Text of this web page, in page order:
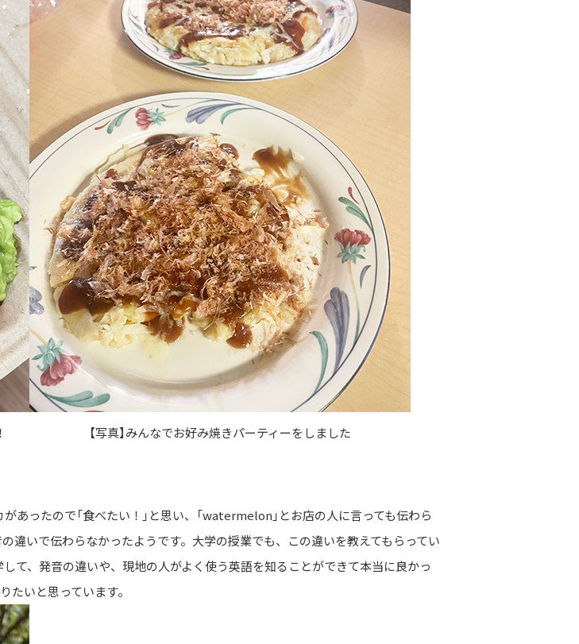
【写真】みんなでお好み焼きパーティーをしました
ったので「食べたい！」と思い、「watermelon」とお店の人に言っても伝わら
の違いで伝わらなかったようです。大学の授業でも、この違いを教えてもらってい
て、発音の違いや、現地の人がよく使う英語を知ることができて本当に良かっ
たいと思っています。